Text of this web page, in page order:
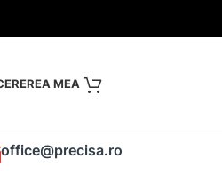
office@precisa.ro